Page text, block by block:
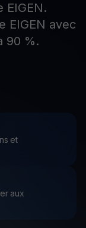
EIGEN.
EIGEN avec
90 %.
et
aux